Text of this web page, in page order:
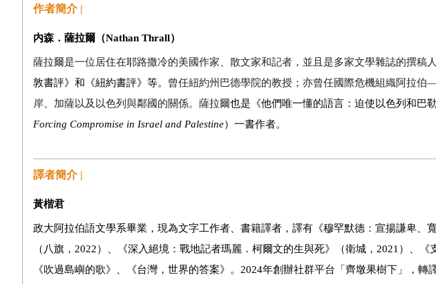
作者簡介 |
内森．薩拉爾（Nathan Thrall）
薩拉爾是一位居住在耶路撒冷的美國作家、散文家和記者，並且是多家文學雜誌的撰稿人
敦書評》和《紐約書評》等。 曾任紐約州巴德學院的教授； 亦曾任國際危機組織阿拉伯
岸、加薩以及以色列與鄰國的關係。薩拉爾也是《他們唯一懂的語言：迫使以色列和巴
Forcing Compromise in Israel and Palestine）一書作者。
譯者簡介 |
黃楷君
政大阿拉伯語文學系畢業，現為文字工作者、書籍譯者，譯有《穆罕默德：宣揚謙卑、
（八旗，2022）、《深入絕境：戰地記者瑪麗．柯爾文的生與死》（衛城，2021）、
《吹過島嶼的歌》、《台灣，世界的答案》。2024年創辦社群平台「齊墩果樹下」，